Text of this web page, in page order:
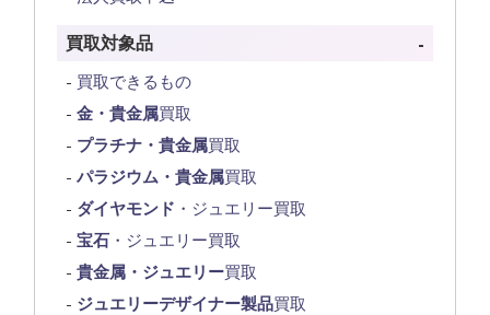
買取対象品
買取できるもの
金・貴金属買取
プラチナ・貴金属買取
パラジウム・貴金属買取
ダイヤモンド ・ジュエリー買取
宝石 ・ジュエリー買取
貴金属・ジュエリー買取
ジュエリーデザイナー製品買取